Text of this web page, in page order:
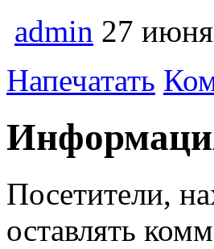
admin 27
Напечатать
Посетители,
оставлять